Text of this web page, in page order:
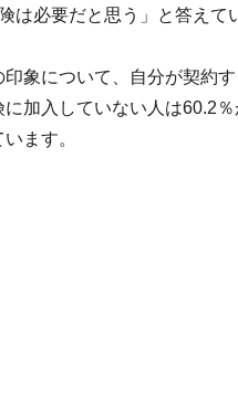
は必要だと思う」と答えて
象について、自分が契約
加入していない人は60.2
ます。